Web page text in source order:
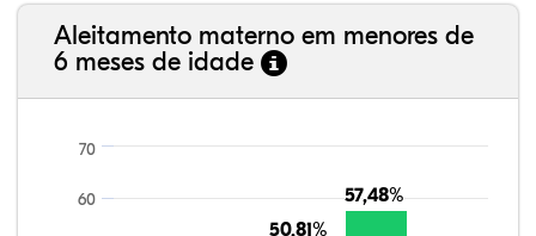
Aleitamento materno em menores de
6 meses de idade
50,81%
50,81%
57,48%
57,48%
60
70